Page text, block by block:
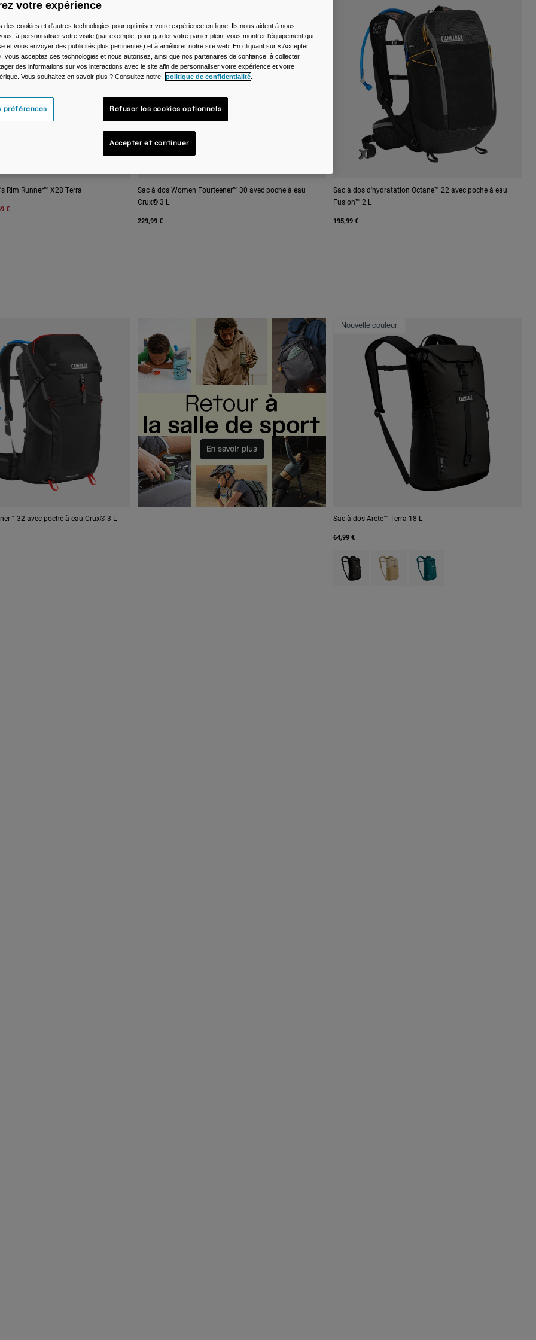
Rim Runner™ X28 Terra
€
Sac à dos Women Fourteener™ 30 avec poche à eau
Crux® 3 L
229,99 €
Sac à dos d'hydratation Octane™ 22 avec poche à eau
Fusion™ 2 L
195,99 €
32 avec poche à eau Crux® 3 L
Nouvelle couleur
Sac à dos Arete™ Terra 18 L
64,99 €
Product swatch type of Black.
Product swatch type of Canyon Clay.
Product swatch type of Deep
votre expérience
des cookies et d'autres technologies pour optimiser votre expérience en ligne. Ils nous aident à nous
à personnaliser votre visite (par exemple, pour garder votre panier plein, vous montrer l'équipement qui
et vous envoyer des publicités plus pertinentes) et à améliorer notre site web. En cliquant sur « Accepter
vous acceptez ces technologies et nous autorisez, ainsi que nos partenaires de confiance, à collecter,
des informations sur vos interactions avec le site afin de personnaliser votre expérience et votre
Vous souhaitez en savoir plus ? Consultez notre
politique de confidentialité
préférences Refuser les cookies optionnels
Accepter et continuer